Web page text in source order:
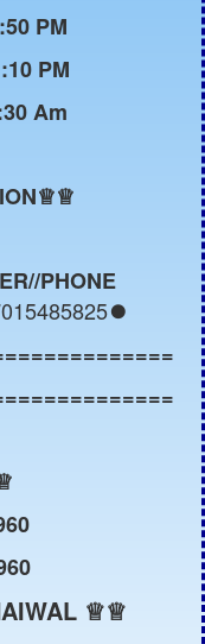
PM
PM
Am
PHONE
⏺️
♕♕